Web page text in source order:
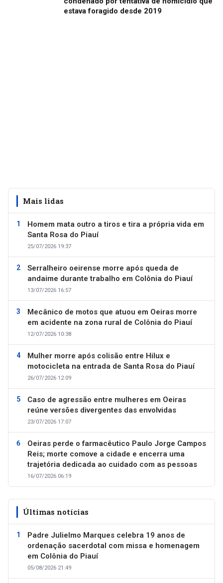
estava foragido desde 2019
Mais lidas
Homem mata outro a tiros e tira a própria vida em
Santa Rosa do Piauí
25/07/2026 19:37
Serralheiro oeirense morre após queda de
andaime durante trabalho em Colônia do Piauí
13/07/2026 16:57
Mecânico de motos que atuou em Oeiras morre
em acidente na zona rural de Colônia do Piauí
12/07/2026 10:38
Mulher morre após colisão entre Hilux e
motocicleta na entrada de Santa Rosa do Piauí
26/07/2026 12:09
Caso de agressão entre mulheres em Oeiras
reúne versões divergentes das envolvidas
23/07/2026 17:07
Oeiras perde o farmacêutico Paulo Jorge Campos
Reis; morte comove a cidade e encerra uma
trajetória dedicada ao cuidado com as pessoas
16/07/2026 06:19
Últimas notícias
Padre Julielmo Marques celebra 19 anos de
ordenação sacerdotal com missa e homenagem
em Colônia do Piauí
05/08/2026 21:49